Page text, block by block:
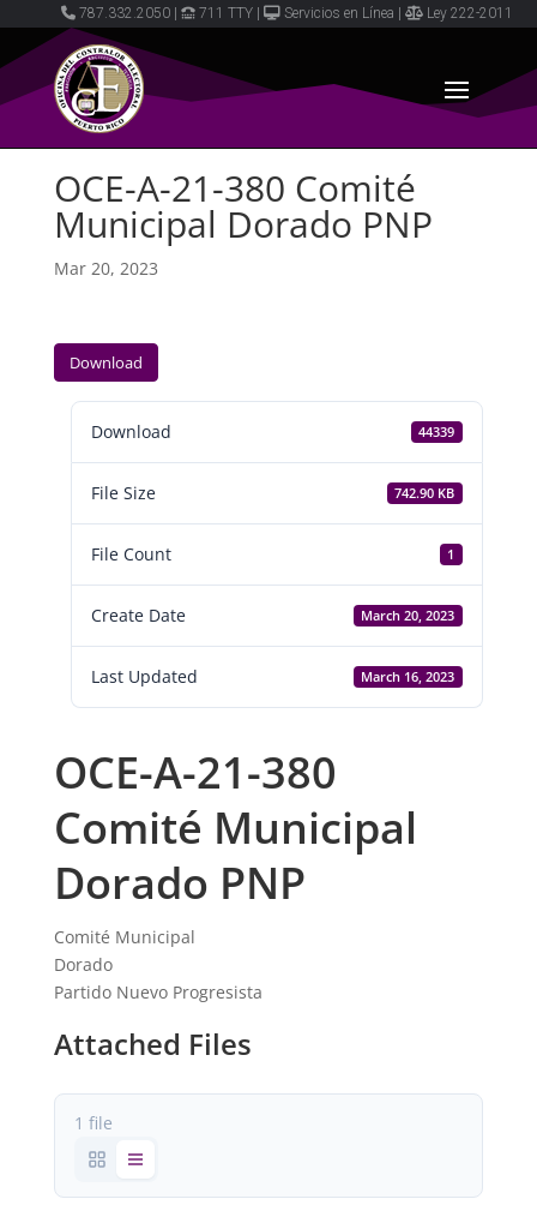
787.332.2050 711 TTY Servicios en Línea Ley 222-2011
OCE-A-21-380 Comité
Municipal Dorado PNP
Mar 20, 2023
Download
Download 44339
File Size 742.90 KB
File Count 1
Create Date March 20, 2023
Last Updated March 16, 2023
OCE-A-21-380
Comité Municipal
Dorado PNP
Comité Municipal
Dorado
Partido Nuevo Progresista
Attached Files
1 file